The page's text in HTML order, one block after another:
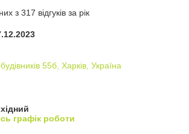
з 317 відгуків за рік
55б, Харків, Україна
графік роботи